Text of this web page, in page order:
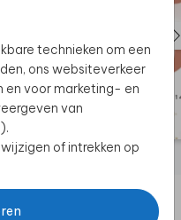
technieken om een
ons websiteverkeer
en voor marketing- en
van
of intrekken op